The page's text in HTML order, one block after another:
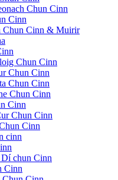
Chun Cinn
Cinn
Chun Cinn & Muirir
Chun Cinn
Chun Cinn
Chun Cinn
Chun Cinn
Cinn
Chun Cinn
Cinn
cinn
chun Cinn
Cinn